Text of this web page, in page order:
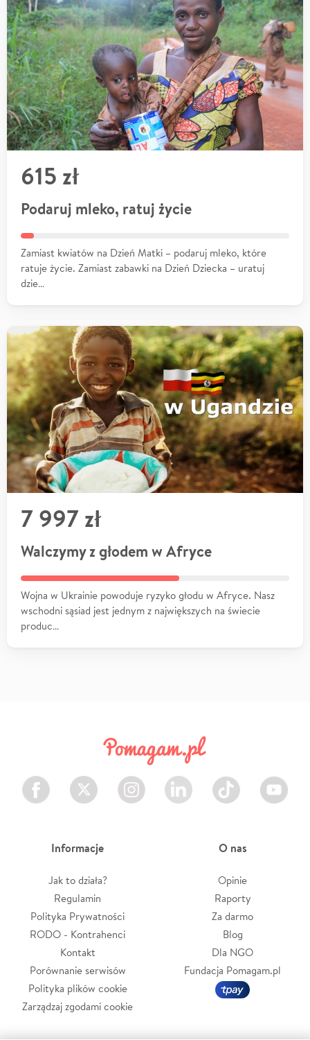
615 zł
Podaruj mleko, ratuj życie
Zamiast kwiatów na Dzień Matki – podaruj mleko, które
ratuje życie. Zamiast zabawki na Dzień Dziecka – uratuj
dzie…
7 997 zł
Walczymy z głodem w Afryce
Wojna w Ukrainie powoduje ryzyko głodu w Afryce. Nasz
wschodni sąsiad jest jednym z największych na świecie
produc…
Facebook Twitter Instagram LinkedIn TikTok Youtube
Informacje
Jak to działa?
Regulamin
Polityka Prywatności
RODO - Kontrahenci
Kontakt
Porównanie serwisów
Polityka plików cookie
Zarządzaj zgodami cookie
O nas
Opinie
Raporty
Za darmo
Blog
Dla NGO
Fundacja Pomagam.pl